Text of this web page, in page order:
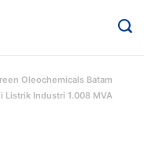
Oleochemicals Batam
Listrik Industri 1.008 MVA